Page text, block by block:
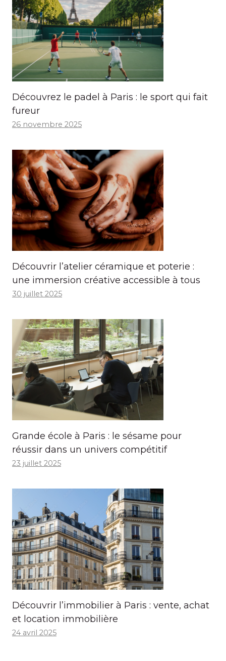
Découvrez le padel à Paris : le sport qui fait
fureur
26 novembre 2025
Découvrir l’atelier céramique et poterie :
une immersion créative accessible à tous
30 juillet 2025
Grande école à Paris : le sésame pour
réussir dans un univers compétitif
23 juillet 2025
Découvrir l’immobilier à Paris : vente, achat
et location immobilière
24 avril 2025